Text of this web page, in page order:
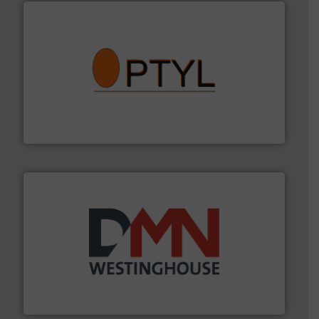
aanspreekpunt voor uw vragen omtrent stof.
plastic-, (petro) chemische, farmaceutische,
mineralen-, energie en biomassa industrieën.